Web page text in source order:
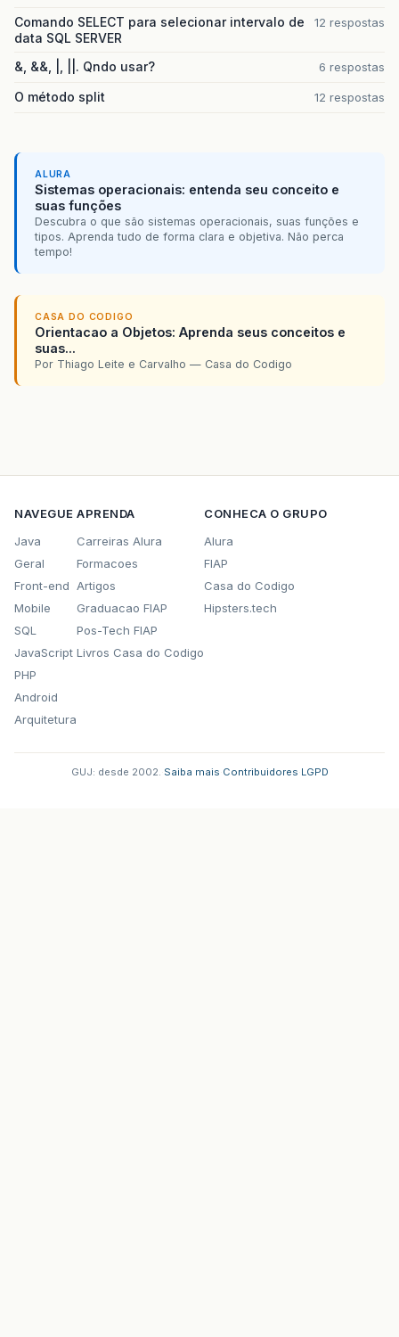
Comando SELECT para selecionar intervalo de
data SQL SERVER
12 respostas
&, &&, |, ||. Qndo usar? 6 respostas
O método split 12 respostas
ALURA
Sistemas operacionais: entenda seu conceito e
suas funções
Descubra o que são sistemas operacionais, suas funções e
tipos. Aprenda tudo de forma clara e objetiva. Não perca
tempo!
CASA DO CODIGO
Orientacao a Objetos: Aprenda seus conceitos e
suas...
Por Thiago Leite e Carvalho — Casa do Codigo
NAVEGUE
Java
Geral
Front-end
Mobile
SQL
JavaScript
PHP
Android
Arquitetura
APRENDA
Carreiras Alura
Formacoes
Artigos
Graduacao FIAP
Pos-Tech FIAP
Livros Casa do Codigo
CONHECA O GRUPO
Alura
FIAP
Casa do Codigo
Hipsters.tech
GUJ: desde 2002. Saiba mais Contribuidores LGPD